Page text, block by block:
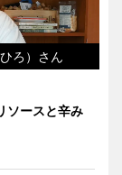
ろ）さん
ソースと辛み